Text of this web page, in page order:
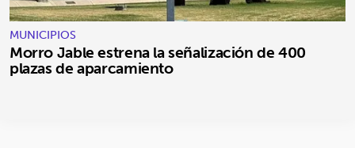
MUNICIPIOS
Morro Jable estrena la señalización de 400
plazas de aparcamiento